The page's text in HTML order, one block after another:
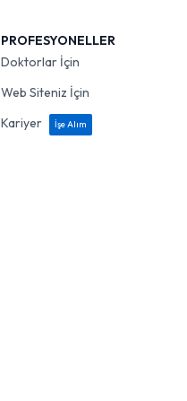
PROFESYONELLER
Doktorlar İçin
Web Siteniz İçin
Kariyer
İşe Alım